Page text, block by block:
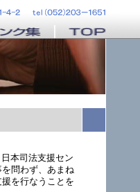
本司法支援セン
問わず、あまね
を行なうことを